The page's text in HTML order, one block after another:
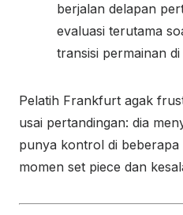
berjalan delapan
evaluasi terutama
transisi permainan
Pelatih Frankfurt agak
usai pertandingan: dia
punya kontrol di beberapa
momen set piece dan